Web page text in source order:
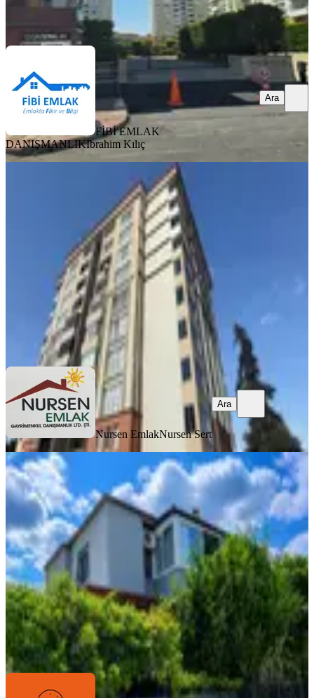
FİBİ EMLAK
DANIŞMANLIKİbrahim Kılıç
Ara
Kapaklı Dream City De Satılık 2+1
Tekirdağ, Kapaklı
2+1·115 m²·1. Kat· 06.08.2026
3.750.000 ₺
Nursen EmlakNursen Sert
Nursen EmlakNursen Sert
Ara
ÖNE ÇIKAN
Kuşadası Nazilli Pazar Karşısı Plaja
700 Mt Havuzlu Sitede Villa
Aydın, Kuşadası
3+1
150 m²·05.08.2026
VİEWS EMLAKMesut Yaşar